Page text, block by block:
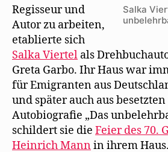
Salka
Regisseur und
Autor zu arbeiten,
etablierte sich
Salka Viertel als
Greta Garbo. Ihr Haus war
für Emigranten aus
und später auch aus
Autobiografie „Das
schildert sie die Feier des 70.
Heinrich Mannin ihrem